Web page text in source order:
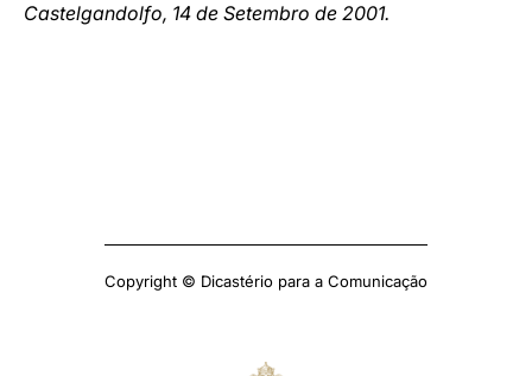
Castelgandolfo, 14 de Setembro de 2001.
Copyright © Dicastério para a Comunicação